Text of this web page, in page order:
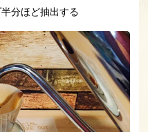
分ほど抽出する